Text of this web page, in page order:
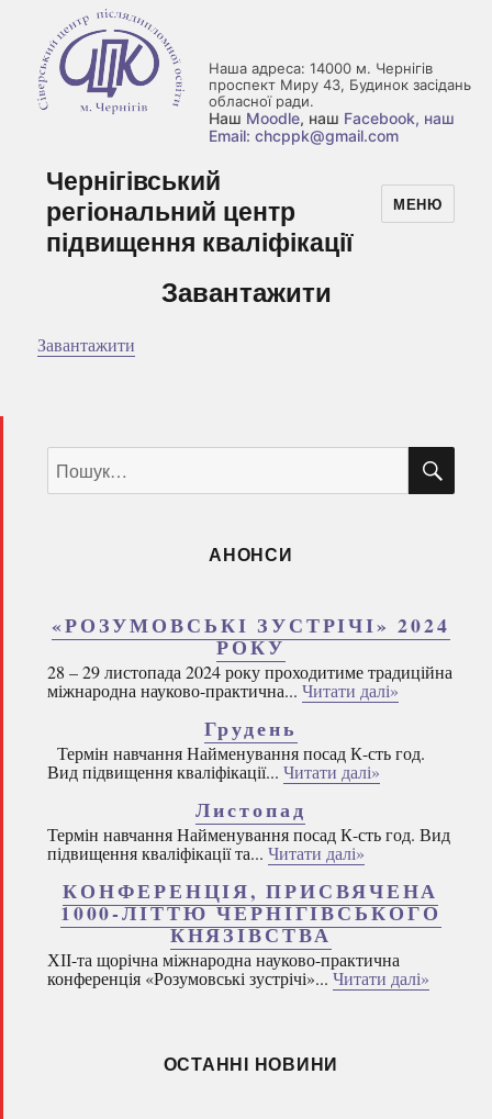
Наша адреса: 14000 м. Чернігів
проспект Миру 43, Будинок засідань
обласної ради.
Наш Moodle, наш Facebook, наш
Email: chcppk@gmail.com
Чернігівський
регіональний центр
підвищення кваліфікації
МЕНЮ
Завантажити
Завантажити
за
запитом:
АНОНСИ
«РОЗУМОВСЬКІ ЗУСТРІЧІ» 2024
РОКУ
28 – 29 листопада 2024 року проходитиме традиційна
міжнародна науково-практична... Читати далі»
Грудень
Термін навчання Найменування посад К-сть год.
Вид підвищення кваліфікації... Читати далі»
Листопад
Термін навчання Найменування посад К-сть год. Вид
підвищення кваліфікації та... Читати далі»
КОНФЕРЕНЦІЯ, ПРИСВЯЧЕНА
1000-ЛІТТЮ ЧЕРНІГІВСЬКОГО
КНЯЗІВСТВА
ХІІ-та щорічна міжнародна науково-практична
конференція «Розумовські зустрічі»... Читати далі»
ОСТАННІ НОВИНИ